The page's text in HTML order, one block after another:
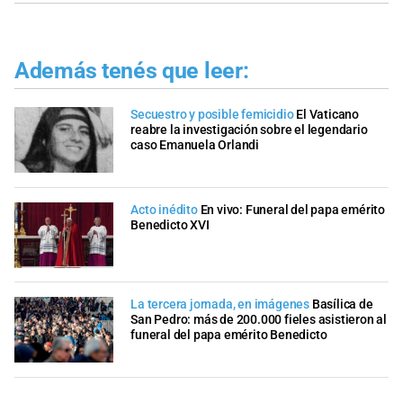
Además tenés que leer:
Secuestro y posible femicidio El Vaticano
reabre la investigación sobre el legendario
caso Emanuela Orlandi
Acto inédito En vivo: Funeral del papa emérito
Benedicto XVI
La tercera jornada, en imágenes Basílica de
San Pedro: más de 200.000 fieles asistieron al
funeral del papa emérito Benedicto